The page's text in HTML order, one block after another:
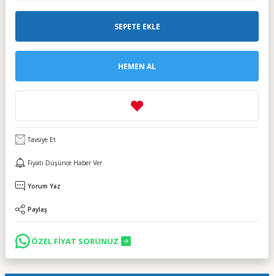
SEPETE EKLE
HEMEN AL
Tavsiye Et
Fiyatı Düşünce Haber Ver
Yorum Yaz
Paylaş
ÖZEL FİYAT SORUNUZ